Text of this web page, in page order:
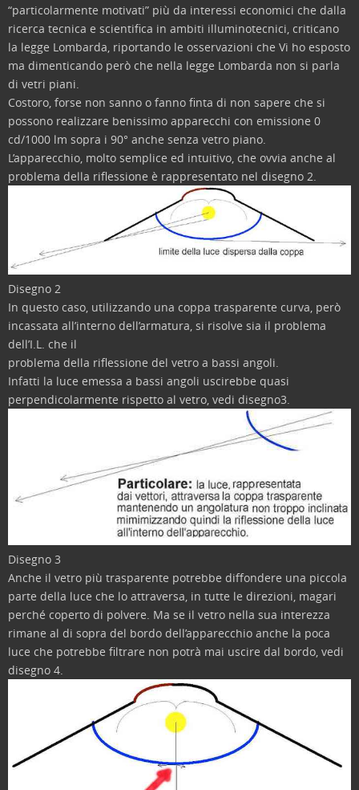
“particolarmente motivati” più da interessi economici che dalla
ricerca tecnica e scientifica in ambiti illuminotecnici, criticano
la legge Lombarda, riportando le osservazioni che Vi ho esposto
ma dimenticando però che nella legge Lombarda non si parla
di vetri piani.
Costoro, forse non sanno o fanno finta di non sapere che si
possono realizzare benissimo apparecchi con emissione 0
cd/1000 lm sopra i 90° anche senza vetro piano.
L’apparecchio, molto semplice ed intuitivo, che ovvia anche al
problema della riflessione è rappresentato nel disegno 2.
Disegno 2
In questo caso, utilizzando una coppa trasparente curva, però
incassata all’interno dell’armatura, si risolve sia il problema
dell’I.L. che il
problema della riflessione del vetro a bassi angoli.
Infatti la luce emessa a bassi angoli uscirebbe quasi
perpendicolarmente rispetto al vetro, vedi disegno3.
Disegno 3
Anche il vetro più trasparente potrebbe diffondere una piccola
parte della luce che lo attraversa, in tutte le direzioni, magari
perché coperto di polvere. Ma se il vetro nella sua interezza
rimane al di sopra del bordo dell’apparecchio anche la poca
luce che potrebbe filtrare non potrà mai uscire dal bordo, vedi
disegno 4.